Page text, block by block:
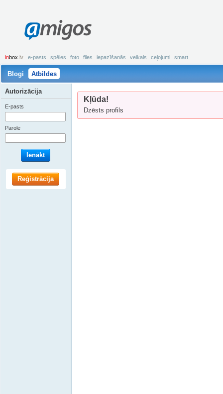
amigos
inbox .lv e-pasts spēles foto files iepazīšanās veikals ceļojumi smart
Blogi Atbildes
Kļūda!
Dzēsts profils
Autorizācija
E-pasts
Parole
Ienākt
Reģistrācija